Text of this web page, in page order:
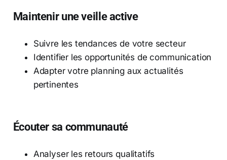
Maintenir une veille active
Suivre les tendances de votre secteur
Identifier les opportunités de communication
Adapter votre planning aux actualités
pertinentes
Écouter sa communauté
Analyser les retours qualitatifs